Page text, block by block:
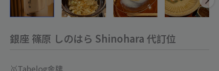
銀座 篠原 しのはら Shinohara 代訂位
數